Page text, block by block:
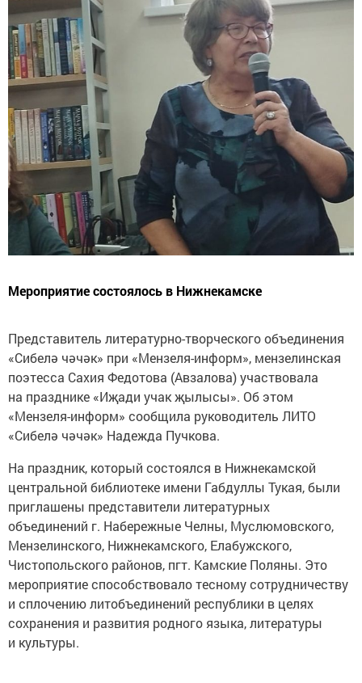
Мероприятие состоялось в Нижнекамске
Представитель литературно-творческого объединения
«Сибелә чәчәк» при «Мензеля-информ», мензелинская
поэтесса Сахия Федотова (Авзалова) участвовала
на празднике «Иҗади учак җылысы». Об этом
«Мензеля-информ» сообщила руководитель ЛИТО
«Сибелә чәчәк» Надежда Пучкова.
На праздник, который состоялся в Нижнекамской
центральной библиотеке имени Габдуллы Тукая, были
приглашены представители литературных
объединений г. Набережные Челны, Муслюмовского,
Мензелинского, Нижнекамского, Елабужского,
Чистопольского районов, пгт. Камские Поляны. Это
мероприятие способствовало тесному сотрудничеству
и сплочению литобъединений республики в целях
сохранения и развития родного языка, литературы
и культуры.